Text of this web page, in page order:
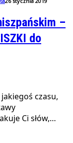
–
do
czasu,
Ci słów,…